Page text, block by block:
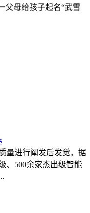
父母给孩子起名“武雪
量进行阐发后发觉，据
、500余家杰出级智能